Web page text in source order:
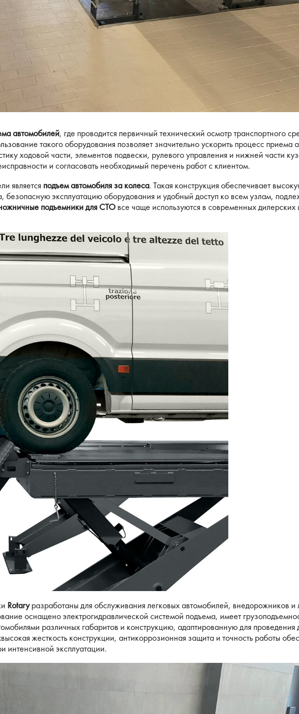
автомобилей, где проводится первичный технический осмотр транспортного
такого оборудования позволяет значительно ускорить процесс приема
ходовой части, элементов подвески, рулевого управления и нижней части
и согласовать необходимый перечень работ с клиентом.
является подъем автомобиля за колеса. Такая конструкция обеспечивает
безопасную эксплуатацию оборудования и удобный доступ ко всем узлам,
подъемники для СТОвсе чаще используются в современных дилерских
Rotaryразработаны для обслуживания легковых автомобилей, внедорожников и
оснащено электрогидравлической системой подъема, имеет
различных габаритов и конструкцию, адаптированную для проведения
жесткость конструкции, антикоррозионная защита и точность работы
интенсивной эксплуатации.